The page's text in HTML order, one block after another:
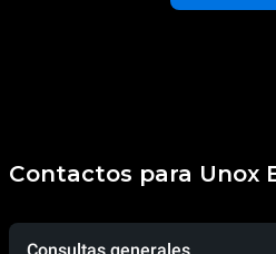
Contactos para Unox